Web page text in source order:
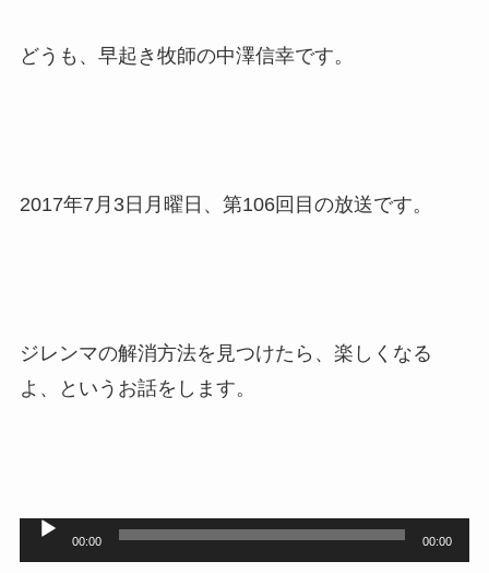
どうも、早起き牧師の中澤信幸です。
2017年7月3日月曜日、第106回目の放送です。
ジレンマの解消方法を見つけたら、楽しくなる
よ、というお話をします。
00:00 00:00